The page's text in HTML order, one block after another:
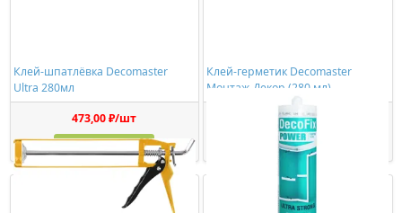
Клей-шпатлёвка Decomaster
Ultra 280мл
473,00 ₽/шт
Купить
Клей-герметик Decomaster
Монтаж-Декор (280 мл)
1150,00 ₽/шт
Купить